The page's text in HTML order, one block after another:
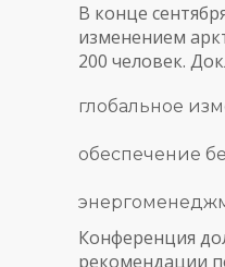
В конце
изменением
200 человек.
глобальное
обеспечение
Конференция
рекомендации